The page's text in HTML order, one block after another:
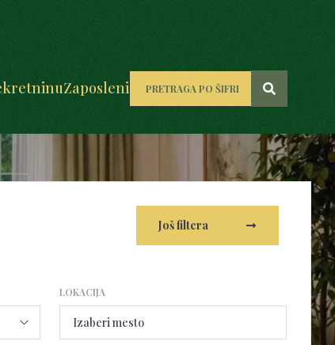
Zaposleni
Još filtera
LOKACIJA
Izaberi mesto